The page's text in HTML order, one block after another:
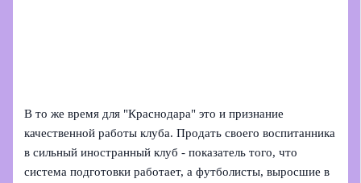
В то же время для "Краснодара" это и признание
качественной работы клуба. Продать своего воспитанника
в сильный иностранный клуб - показатель того, что
система подготовки работает, а футболисты, выросшие в